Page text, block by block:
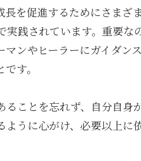
を促進するためにさまざ
践されています。重要な
ンやヒーラーにガイダン
す。
ことを忘れず、自分自身
うに心がけ、必要以上に